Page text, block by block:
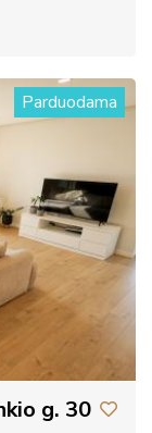
Parduodama
g. 30